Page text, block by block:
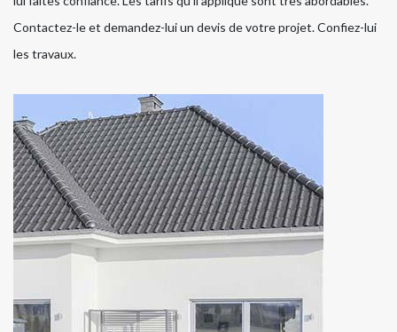
Contactez-le et demandez-lui un devis de votre projet. Confiez-lui
les travaux.